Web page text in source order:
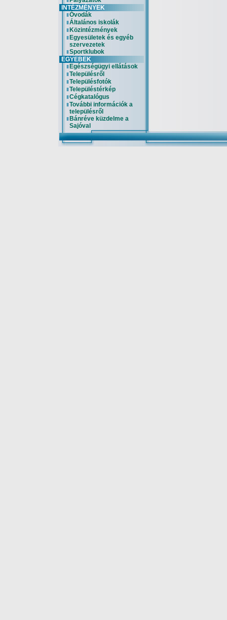
INTÉZMÉNYEK
Óvodák
Általános iskolák
Közintézmények
Egyesületek és egyéb
szervezetek
Sportklubok
EGYEBEK
Egészségügyi ellátások
Településről
Településfotók
Településtérkép
Cégkatalógus
További információk a
településről
Bánréve küzdelme a
Sajóval